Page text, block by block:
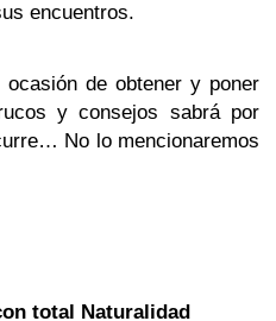
encuentros.
de obtener y poner
y consejos sabrá por
No lo mencionaremos
total Naturalidad